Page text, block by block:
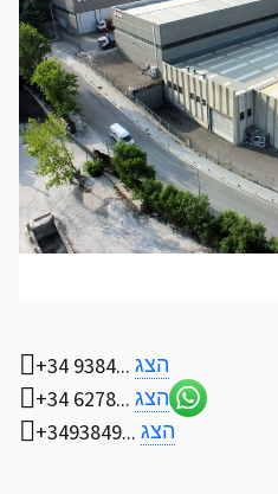
+34 9384... הצג
+34 6278... הצג
+3493849... הצג